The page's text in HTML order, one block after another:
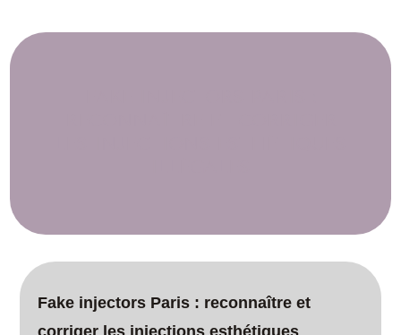
Fake injectors Paris : reconnaître et
corriger les injections esthétiques